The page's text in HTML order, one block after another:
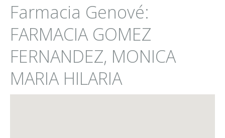
Farmacia Genové:
FARMACIA GOMEZ
FERNANDEZ, MONICA
MARIA HILARIA